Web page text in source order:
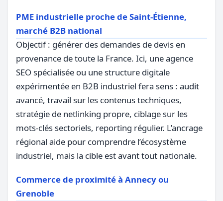
PME industrielle proche de Saint-Étienne,
marché B2B national
Objectif : générer des demandes de devis en
provenance de toute la France. Ici, une agence
SEO spécialisée ou une structure digitale
expérimentée en B2B industriel fera sens : audit
avancé, travail sur les contenus techniques,
stratégie de netlinking propre, ciblage sur les
mots-clés sectoriels, reporting régulier. L’ancrage
régional aide pour comprendre l’écosystème
industriel, mais la cible est avant tout nationale.
Commerce de proximité à Annecy ou
Grenoble